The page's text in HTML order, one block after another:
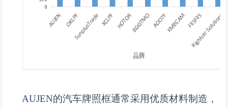
AUJEN的汽车牌照框通常采用优质材料制造，